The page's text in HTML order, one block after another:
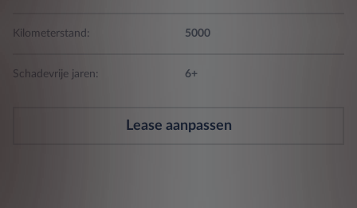
Kilometerstand: 5000
Schadevrije jaren: 6+
Lease aanpassen